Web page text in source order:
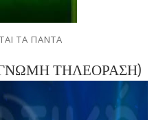
ΤΑ ΠΑΝΤΑ
ΤΗΛΕΟΡΑΣΗ)